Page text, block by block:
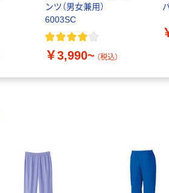
ンツ（男女兼用）
6003SC
￥3,990~ （税込）